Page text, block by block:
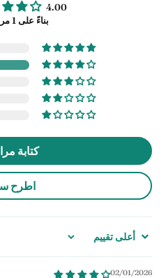
4.00 من 5
بناءً على 1 مراجعة
كتابة
اطرح
Sort by
02/01/2026